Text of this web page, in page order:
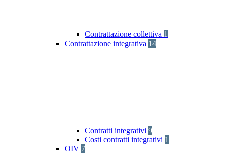
Contrattazione collettiva 1
Contrattazione integrativa 14
Contratti integrativi 9
Costi contratti integrativi 1
OIV 7